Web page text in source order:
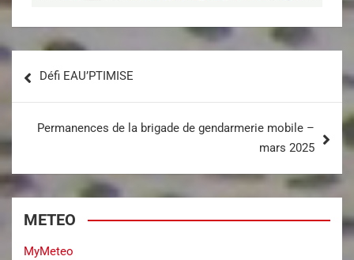
Défi EAU’PTIMISE
Permanences de la brigade de gendarmerie mobile –
mars 2025
METEO
MyMeteo